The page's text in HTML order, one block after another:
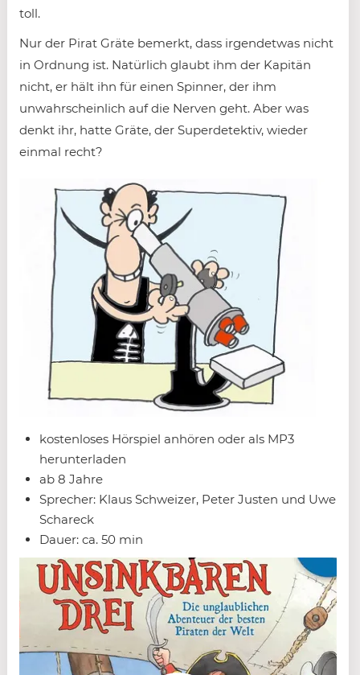
toll.
Nur der Pirat Gräte bemerkt, dass irgendetwas nicht
in Ordnung ist. Natürlich glaubt ihm der Kapitän
nicht, er hält ihn für einen Spinner, der ihm
unwahrscheinlich auf die Nerven geht. Aber was
denkt ihr, hatte Gräte, der Superdetektiv, wieder
einmal recht?
kostenloses Hörspiel anhören oder als MP3
herunterladen
ab 8 Jahre
Sprecher: Klaus Schweizer, Peter Justen und Uwe
Schareck
Dauer: ca. 50 min